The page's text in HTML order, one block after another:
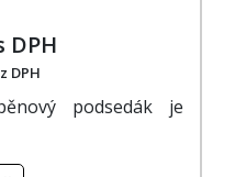
DPH
DPH
podsedák je